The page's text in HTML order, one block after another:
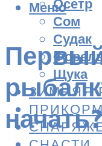
Осетр
Сом
Судак
Щука
ЗИМНЯЯ
Меню
начать?